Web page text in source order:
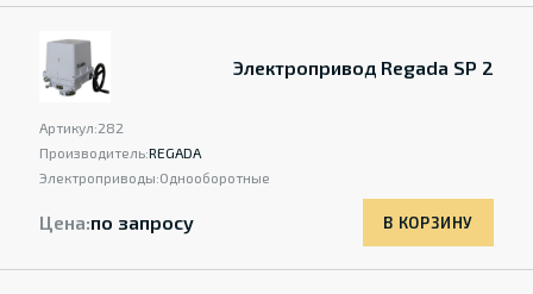
Электропривод Regada SP 2
Артикул:282
Производитель:REGADA
Электроприводы:Однооборотные
Цена:по запросу В КОРЗИНУ